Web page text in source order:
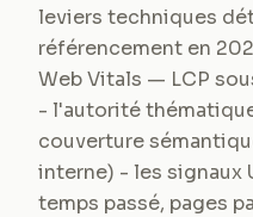
leviers techniques
référencement en
Web Vitals — LCP
- l'autorité
couverture
interne) - les signaux
temps passé, pages